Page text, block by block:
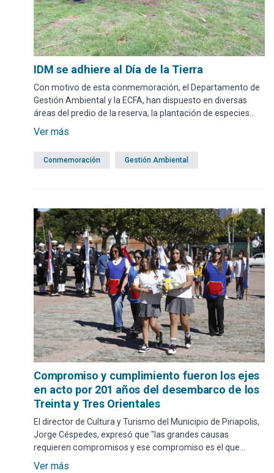
IDM se adhiere al Día de la Tierra
Con motivo de esta conmemoración, el Departamento de
Gestión Ambiental y la ECFA, han dispuesto en diversas
áreas del predio de la reserva, la plantación de especies
autóctonas.
Ver más
Conmemoración Gestión Ambiental
Compromiso y cumplimiento fueron los ejes
en acto por 201 años del desembarco de los
Treinta y Tres Orientales
El director de Cultura y Turismo del Municipio de Piriapolis,
Jorge Céspedes, expresó que "las grandes causas
requieren compromisos y ese compromiso es el que
tenemos que construir como gobierno para cumplir con
Ver más